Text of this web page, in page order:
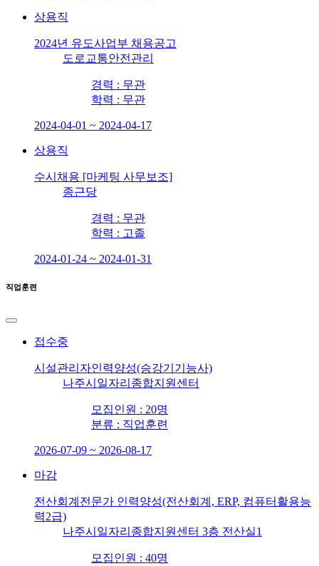
상용직
2024년 유도사업부 채용공고
도로교통안전관리
경력 : 무관
학력 : 무관
2024-04-01 ~ 2024-04-17
상용직
수시채용 [마케팅 사무보조]
종근당
경력 : 무관
학력 : 고졸
2024-01-24 ~ 2024-01-31
직업훈련
접수중
시설관리자인력양성(승강기기능사)
나주시일자리종합지원센터
모집인원 : 20명
분류 : 직업훈련
2026-07-09 ~ 2026-08-17
마감
전산회계전문가 인력양성(전산회계, ERP, 컴퓨터활용능
력2급)
나주시일자리종합지원센터 3층 전산실1
모집인원 : 40명